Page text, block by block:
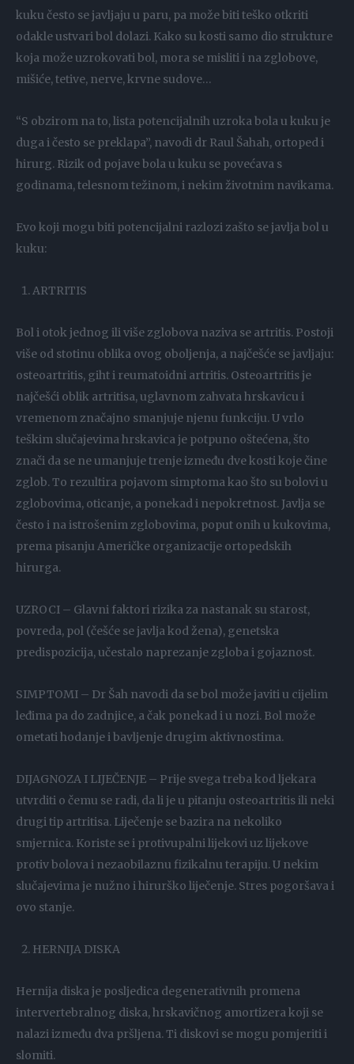
kuku često se javljaju u paru, pa može biti teško otkriti
odakle ustvari bol dolazi. Kako su kosti samo dio strukture
koja može uzrokovati bol, mora se misliti i na zglobove,
mišiće, tetive, nerve, krvne sudove…
“S obzirom na to, lista potencijalnih uzroka bola u kuku je
duga i često se preklapa”, navodi dr Raul Šahah, ortoped i
hirurg. Rizik od pojave bola u kuku se povećava s
godinama, telesnom težinom, i nekim životnim navikama.
Evo koji mogu biti potencijalni razlozi zašto se javlja bol u
kuku:
ARTRITIS
Bol i otok jednog ili više zglobova naziva se artritis. Postoji
više od stotinu oblika ovog oboljenja, a najčešće se javljaju:
osteoartritis, giht i reumatoidni artritis. Osteoartritis je
najčešći oblik artritisa, uglavnom zahvata hrskavicu i
vremenom značajno smanjuje njenu funkciju. U vrlo
teškim slučajevima hrskavica je potpuno oštećena, što
znači da se ne umanjuje trenje između dve kosti koje čine
zglob. To rezultira pojavom simptoma kao što su bolovi u
zglobovima, oticanje, a ponekad i nepokretnost. Javlja se
često i na istrošenim zglobovima, poput onih u kukovima,
prema pisanju Američke organizacije ortopedskih
hirurga.
UZROCI – Glavni faktori rizika za nastanak su starost,
povreda, pol (češće se javlja kod žena), genetska
predispozicija, učestalo naprezanje zgloba i gojaznost.
SIMPTOMI – Dr Šah navodi da se bol može javiti u cijelim
leđima pa do zadnjice, a čak ponekad i u nozi. Bol može
ometati hodanje i bavljenje drugim aktivnostima.
DIJAGNOZA I LIJEČENJE – Prije svega treba kod ljekara
utvrditi o čemu se radi, da li je u pitanju osteoartritis ili neki
drugi tip artritisa. Liječenje se bazira na nekoliko
smjernica. Koriste se i protivupalni lijekovi uz lijekove
protiv bolova i nezaobilaznu fizikalnu terapiju. U nekim
slučajevima je nužno i hirurško liječenje. Stres pogoršava i
ovo stanje.
HERNIJA DISKA
Hernija diska je posljedica degenerativnih promena
intervertebralnog diska, hrskavičnog amortizera koji se
nalazi između dva pršljena. Ti diskovi se mogu pomjeriti i
slomiti.